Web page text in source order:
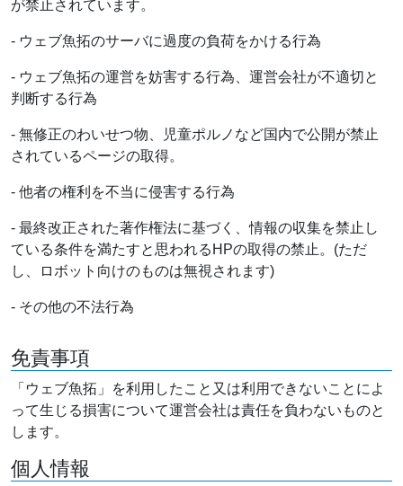
が禁止されています。
- ウェブ魚拓のサーバに過度の負荷をかける行為
- ウェブ魚拓の運営を妨害する行為、運営会社が不適切と
判断する行為
- 無修正のわいせつ物、児童ポルノなど国内で公開が禁止
されているページの取得。
- 他者の権利を不当に侵害する行為
- 最終改正された著作権法に基づく、情報の収集を禁止し
ている条件を満たすと思われるHPの取得の禁止。(ただ
し、ロボット向けのものは無視されます)
- その他の不法行為
免責事項
「ウェブ魚拓」を利用したこと又は利用できないことによ
って生じる損害について運営会社は責任を負わないものと
します。
個人情報